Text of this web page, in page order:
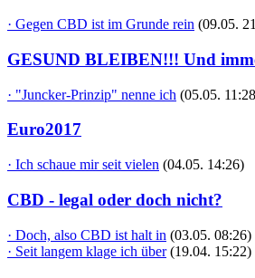
· Gegen CBD ist im Grunde rein (09.05.
GESUND BLEIBEN!!! Und
· "Juncker-Prinzip" nenne ich (05.05.
Euro2017
· Ich schaue mir seit vielen (04.05. 14:26)
CBD - legal oder doch nicht?
· Doch, also CBD ist halt in (03.05. 08:26)
· Seit langem klage ich über (19.04. 15:22)